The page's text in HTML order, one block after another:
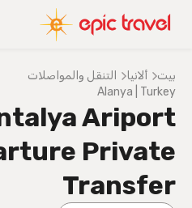
بيت ألانيا التنقل والمواصلات
Alanya | Turkey
Ariport
Private
Transfer